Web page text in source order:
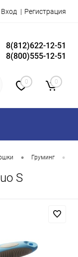
Вход Регистрация
8(812)622-12-51
8(800)555-12-51
0 0
• Груминг •
S